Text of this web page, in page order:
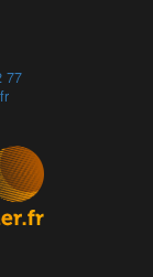
77